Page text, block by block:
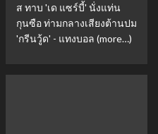
ส ทาบ 'เด แซร์บี้' นั่งแท่น
กุนซือ ท่ามกลางเสียงต้านปม
'กรีนวู้ด' - แทงบอล (more…)